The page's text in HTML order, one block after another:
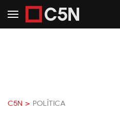
C5N > POLÍTICA